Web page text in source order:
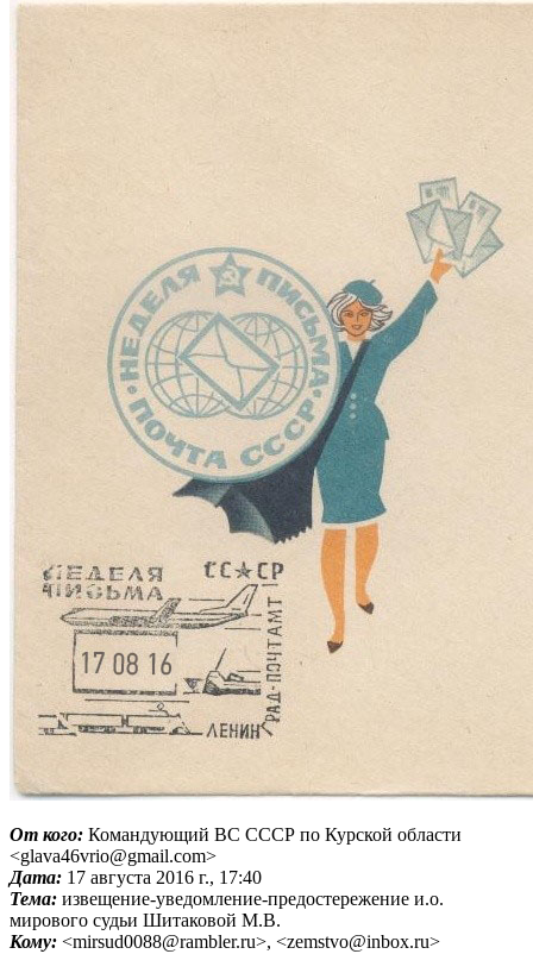
От кого: Командующий ВС СССР по Курской области
<glava46vrio@gmail.com>
Дата: 17 августа 2016 г., 17:40
Тема: извещение-уведомление-предостережение и.о.
мирового судьи Шитаковой М.В.
Кому: <mirsud0088@rambler.ru>, <zemstvo@inbox.ru>